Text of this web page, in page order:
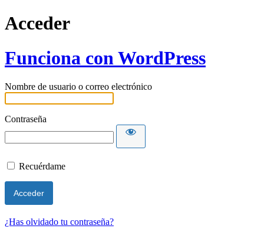
Acceder
Funciona con WordPress
Nombre de usuario o correo electrónico
Contraseña
Recuérdame
¿Has olvidado tu contraseña?